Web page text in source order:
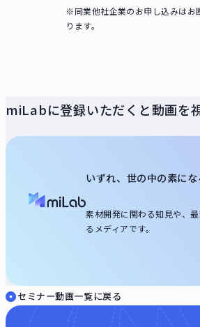
※同業他社企業のお申し込みはお
ります。
miLabに登録いただくと動画を
いずれ、世の中の素にな
素材開発に関わる知見や、
るメディアです。
セミナー動画一覧に戻る